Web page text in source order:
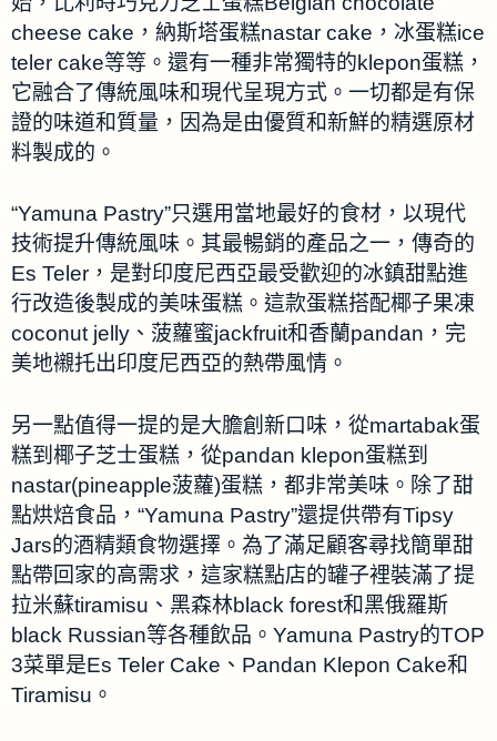
cheese cake，納斯塔蛋糕nastar cake，冰蛋糕ice
teler cake等等。還有一種非常獨特的klepon蛋糕，
它融合了傳統風味和現代呈現方式。一切都是有保
證的味道和質量，因為是由優質和新鮮的精選原材
料製成的。
“Yamuna Pastry”只選用當地最好的食材，以現代
技術提升傳統風味。其最暢銷的產品之一，傳奇的
Es Teler，是對印度尼西亞最受歡迎的冰鎮甜點進
行改造後製成的美味蛋糕。這款蛋糕搭配椰子果凍
coconut jelly、菠蘿蜜jackfruit和香蘭pandan，完
美地襯托出印度尼西亞的熱帶風情。
另一點值得一提的是大膽創新口味，從martabak蛋
糕到椰子芝士蛋糕，從pandan klepon蛋糕到
nastar(pineapple菠蘿)蛋糕，都非常美味。除了甜
點烘焙食品，“Yamuna Pastry”還提供帶有Tipsy
Jars的酒精類食物選擇。為了滿足顧客尋找簡單甜
點帶回家的高需求，這家糕點店的罐子裡裝滿了提
拉米蘇tiramisu、黑森林black forest和黑俄羅斯
black Russian等各種飲品。Yamuna Pastry的TOP
3菜單是Es Teler Cake、Pandan Klepon Cake和
Tiramisu。